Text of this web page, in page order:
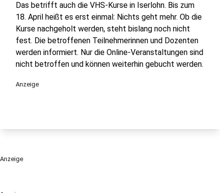
Das betrifft auch die VHS-Kurse in Iserlohn. Bis zum
18. April heißt es erst einmal: Nichts geht mehr. Ob die
Kurse nachgeholt werden, steht bislang noch nicht
fest. Die betroffenen Teilnehmerinnen und Dozenten
werden informiert. Nur die Online-Veranstaltungen sind
nicht betroffen und können weiterhin gebucht werden.
Anzeige
Anzeige